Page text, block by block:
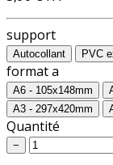
support
Autocollant PVC
format a
A6 - 105x148mm
A3 - 297x420mm
Quantité
−